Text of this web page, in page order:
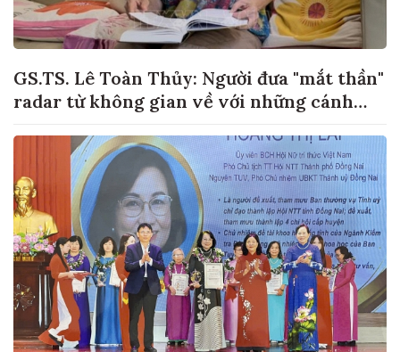
GS.TS. Lê Toàn Thủy: Người đưa "mắt thần"
radar từ không gian về với những cánh